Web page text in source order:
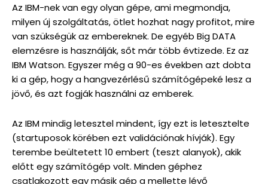
Az IBM-nek van egy olyan gépe, ami megmondja,
milyen új szolgáltatás, ötlet hozhat nagy profitot, mire
van szükségük az embereknek. De egyéb Big DATA
elemzésre is használják, sőt már több évtizede. Ez az
IBM Watson. Egyszer még a 90-es években azt dobta
ki a gép, hogy a hangvezérlésű számítógépeké lesz a
jövő, és azt fogják használni az emberek.
Az IBM mindig letesztel mindent, így ezt is letesztelte
(startuposok körében ezt validációnak hívják). Egy
terembe beültetett 10 embert (teszt alanyok), akik
előtt egy számítógép volt. Minden géphez
csatlakozott egy másik gép a mellette lévő